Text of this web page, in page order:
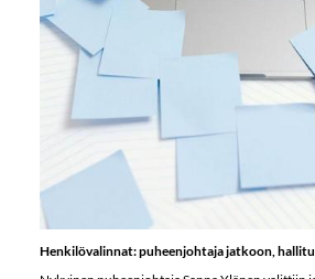
Henkilövalinnat: puheenjohtaja jatkoon,